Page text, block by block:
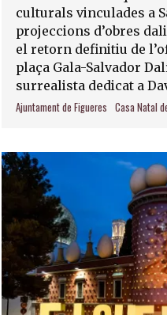
culturals vinculades a
projeccions d’obres
el retorn definitiu de
plaça Gala-Salvador
surrealista dedicat a
Ajuntament de Figueres Casa Natal